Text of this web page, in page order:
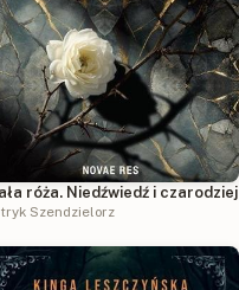
róża. Niedźwiedź i czarodziej
Szendzielorz